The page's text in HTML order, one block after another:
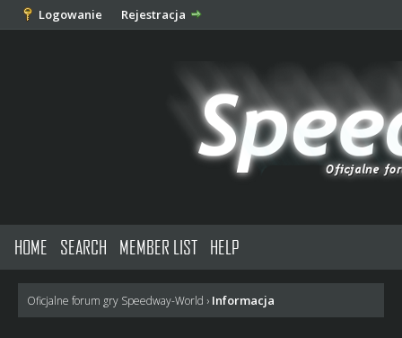
Logowanie Rejestracja
HOME SEARCH MEMBER LIST HELP
Oficjalne forum gry Speedway-World › Informacja